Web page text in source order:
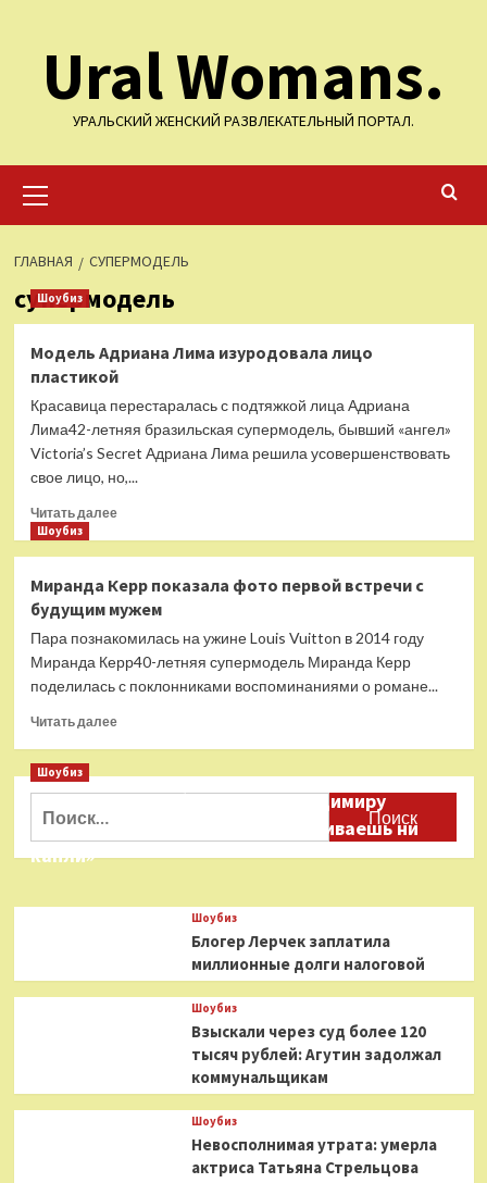
содержимому
Ural Womans.
УРАЛЬСКИЙ ЖЕНСКИЙ РАЗВЛЕКАТЕЛЬНЫЙ ПОРТАЛ.
меню
ГЛАВНАЯ СУПЕРМОДЕЛЬ
супермодель
Шоубиз
Модель Адриана Лима изуродовала лицо
пластикой
Красавица перестаралась с подтяжкой лица Адриана
Лима42-летняя бразильская супермодель, бывший «ангел»
Victoria’s Secret Адриана Лима решила усовершенствовать
свое лицо, но,...
Читать далееПрочитать
Адриана
Лима
изуродовала
лицо
пластикой
Шоубиз
Миранда Керр показала фото первой встречи с
будущим мужем
Пара познакомилась на ужине Louis Vuitton в 2014 году
Миранда Керр40-летняя супермодель Миранда Керр
поделилась с поклонниками воспоминаниями о романе...
Читать далееПрочитать
Миранда
фото
первой
с
Шоубиз
Даня Милохин обратился к Владимиру
Соловьеву: «Ты меня не расстраиваешь ни
капли»
Шоубиз
Блогер Лерчек заплатила
миллионные долги налоговой
Шоубиз
Взыскали через суд более 120
тысяч рублей: Агутин задолжал
коммунальщикам
Шоубиз
Невосполнимая утрата: умерла
актриса Татьяна Стрельцова